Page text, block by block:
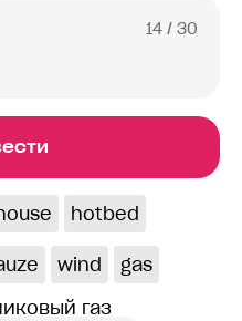
14 / 30
hotbed
wind
gas
газ